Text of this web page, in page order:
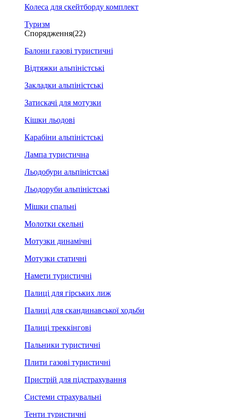
Колеса для скейтборду комплект
Туризм
Спорядження(22)
Балони газові туристичні
Відтяжки альпіністські
Закладки альпіністські
Затискачі для мотузки
Кішки льодові
Карабіни альпіністські
Лампа туристична
Льодобури альпіністські
Льодоруби альпіністські
Мішки спальні
Молотки скельні
Мотузки динамічні
Мотузки статичні
Намети туристичні
Палиці для гірських лиж
Палиці для скандинавської ходьби
Палиці треккінгові
Пальники туристичні
Плити газові туристичні
Пристрій для підстрахування
Системи страхувальні
Тенти туристичні